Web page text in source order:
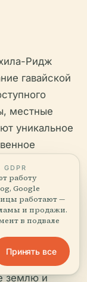
Ридж
гавайской
местные
уникальное
входу,
к основным
Уаахила-
для
землю и
GDPR
работу
Google
работают —
и продажи.
в подвале
Принять все